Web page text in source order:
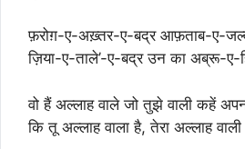
फ़रोग़-ए-अख़्तर-ए-बद्र आफ़ताब-ए-
ज़िया-ए-ताले’-ए-बद्र उन का अब्रू-ए-
वो हैं अल्लाह वाले जो तुझे वाली कहें
कि तू अल्लाह वाला है, तेरा अल्लाह